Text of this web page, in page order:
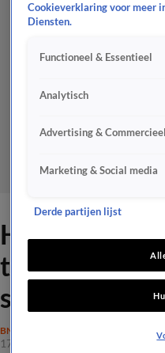
Hint Tatjana
tweede
spin-off?
BN'ERS
17 nov 2025, 10:41
Cookieverklaring voor meer
Diensten.
Functioneel & Essentieel
Analytisch
Advertising & Commercieel
Marketing & Social media
Derde partijen lijst